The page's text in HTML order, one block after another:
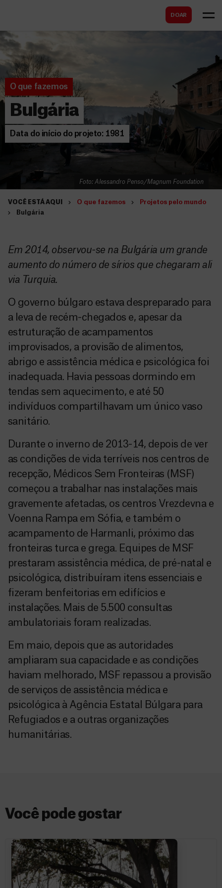
DOAR
Foto: Alessandro Penso/Magnum Foundation
O que fazemos
Bulgária
Data do início do projeto: 1981
VOCÊ ESTÁ AQUI O que fazemos
Projetos pelo mundo
Bulgária
Em 2014, observou-se na Bulgária um grande
aumento do número de sírios que chegaram ali
via Turquia.
O governo búlgaro estava despreparado para
a leva de recém-chegados e, apesar da
estruturação de acampamentos
improvisados, a provisão de alimentos,
abrigo e assistência médica e psicológica foi
inadequada. Havia pessoas dormindo em
tendas sem aquecimento, e até 50
indivíduos compartilhavam um único vaso
sanitário.
Durante o inverno de 2013-14, depois de ver
as condições de vida terríveis nos centros de
recepção, Médicos Sem Fronteiras (MSF)
começou a trabalhar nas instalações mais
gravemente afetadas, os centros Vrezdevna e
Voenna Rampa em Sófia, e também o
acampamento de Harmanli, próximo das
fronteiras turca e grega. Equipes de MSF
prestaram assistência médica, de pré-natal e
psicológica, distribuíram itens essenciais e
fizeram benfeitorias em edifícios e
instalações. Mais de 5.500 consultas
ambulatoriais foram realizadas.
Em maio, depois que as autoridades
ampliaram sua capacidade e as condições
haviam melhorado, MSF repassou a provisão
de serviços de assistência médica e
psicológica à Agência Estatal Búlgara para
Refugiados e a outras organizações
humanitárias.
Você pode gostar